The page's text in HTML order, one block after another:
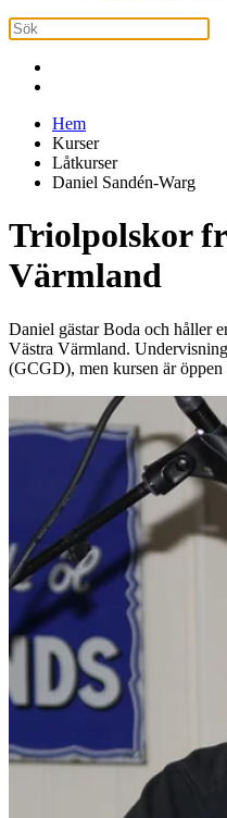
Hem
Kurser
Låtkurser
Daniel Sandén-Warg
Triolpolskor
Värmland
Daniel gästar Boda och håller
Västra Värmland.
(GCGD), men kursen är